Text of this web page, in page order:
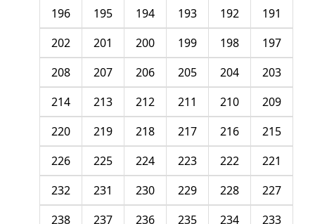
191
192
193
194
195
196
197
198
199
200
201
202
203
204
205
206
207
208
209
210
211
212
213
214
215
216
217
218
219
220
221
222
223
224
225
226
227
228
229
230
231
232
233
234
235
236
237
238